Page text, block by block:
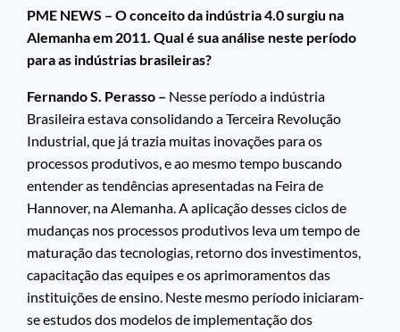
PME NEWS – O conceito da indústria 4.0 surgiu na
Alemanha em 2011. Qual é sua análise neste período
para as indústrias brasileiras?
Fernando S. Perasso – Nesse período a indústria
Brasileira estava consolidando a Terceira Revolução
Industrial, que já trazia muitas inovações para os
processos produtivos, e ao mesmo tempo buscando
entender as tendências apresentadas na Feira de
Hannover, na Alemanha. A aplicação desses ciclos de
mudanças nos processos produtivos leva um tempo de
maturação das tecnologias, retorno dos investimentos,
capacitação das equipes e os aprimoramentos das
instituições de ensino. Neste mesmo período iniciaram-
se estudos dos modelos de implementação dos